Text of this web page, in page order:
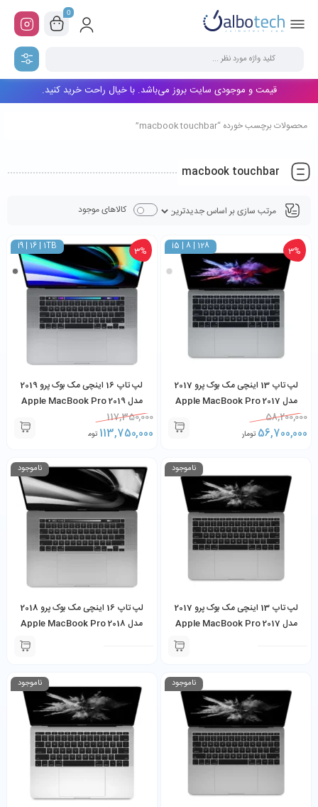
0
قیمت و موجودی سایت بروز می‌باشد. با خیال راحت خرید کنید.
محصولات برچسب خورده “macbook touchbar”
macbook touchbar
کالاهای موجود
i5 | 8 | 128 3%
لپ تاپ 13 اینچی مک بوک پرو 2017
مدل Apple MacBook Pro 2017
Core i5 8GB 128GB58,200,000
56,700,000 تومان
i9 | 16 | 1TB 3%
لپ تاپ 16 اینچی مک بوک پرو 2019
مدل Apple MacBook Pro 2019
Core i9 16GB 1TB TouchBar
117,350,000
113,750,000 تومان
ناموجود
لپ تاپ 13 اینچی مک بوک پرو 2017
مدل Apple MacBook Pro 2017
ناموجود
لپ تاپ 16 اینچی مک بوک پرو 2018
مدل Apple MacBook Pro 2018
Core i7 16GB 512GB TouchBar
ناموجود ناموجود